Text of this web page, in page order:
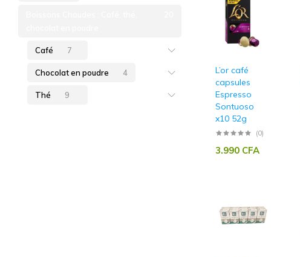
L’or café
capsules
Espresso
Sontuoso
x10 52g
(0)
3.990 CFA
Café 7
Chocolat en poudre 4
Thé 9